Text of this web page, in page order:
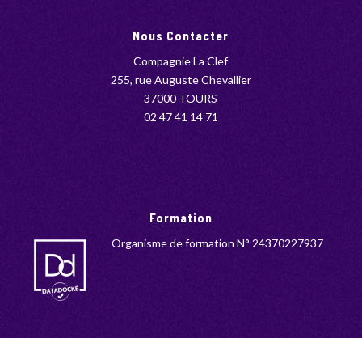
Nous Contacter
Compagnie La Clef
255, rue Auguste Chevallier
37000 TOURS
02 47 41 14 71
Formation
Organisme de formation N° 24370227937